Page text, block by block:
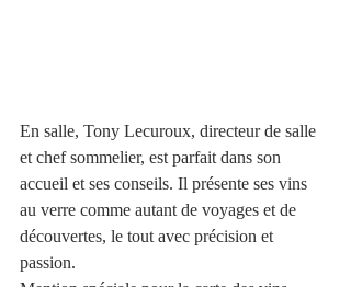
En salle, Tony Lecuroux, directeur de salle
et chef sommelier, est parfait dans son
accueil et ses conseils. Il présente ses vins
au verre comme autant de voyages et de
découvertes, le tout avec précision et
passion.